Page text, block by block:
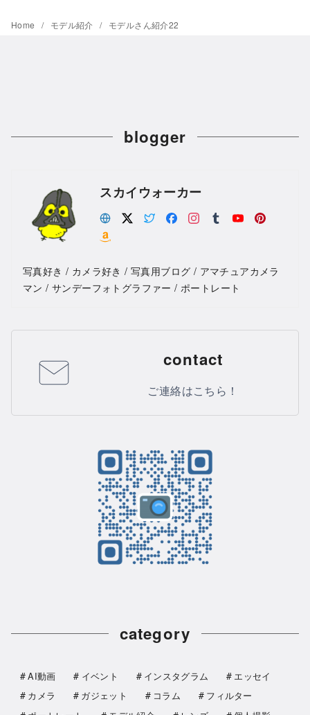
Home モデル紹介 モデルさん紹介22
blogger
スカイウォーカー
写真好き / カメラ好き / 写真用ブログ / アマチュアカメラ
マン / サンデーフォトグラファー / ポートレート
contact
ご連絡はこちら！
category
AI動画 イベント インスタグラム
エッセイ
カメラ
ガジェット コラム
フィルター